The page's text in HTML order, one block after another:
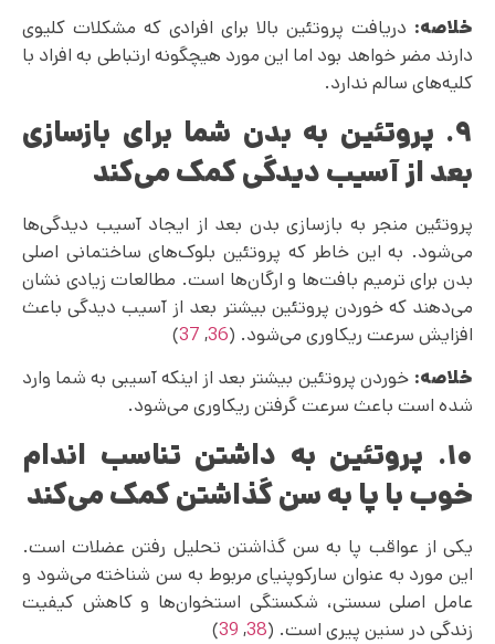
خلاصه: دریافت پروتئین بالا برای افرادی که مشکلات کلیوی
دارند مضر خواهد بود اما این مورد هیچگونه ارتباطی به افراد با
کلیه‌های سالم ندارد.
۹. پروتئین به بدن شما برای بازسازی
بعد از آسیب دیدگی کمک می‌کند
پروتئین منجر به بازسازی بدن بعد از ایجاد آسیب دیدگی‌ها
می‌شود. به این خاطر که پروتئین بلوک‌های ساختمانی اصلی
بدن برای ترمیم بافت‌ها و ارگان‌ها است. مطالعات زیادی نشان
می‌‌دهند که خوردن پروتئین بیشتر بعد از آسیب دیدگی باعث
افزایش سرعت ریکاوری می‌شود. (36
,
37
)
خلاصه: خوردن پروتئین بیشتر بعد از اینکه آسیبی به شما وارد
شده است باعث سرعت گرفتن ریکاوری می‌شود.
۱۰. پروتئین به داشتن تناسب اندام
خوب با پا به سن گذاشتن کمک می‌کند
یکی از عواقب پا به سن گذاشتن تحلیل رفتن عضلات است.
این مورد به عنوان سارکوپنیای مربوط به سن شناخته می‌شود و
عامل اصلی سستی‌، شکستگی استخوان‌ها و کاهش کیفیت
زندگی در سنین پیری است. (38
,
39
)